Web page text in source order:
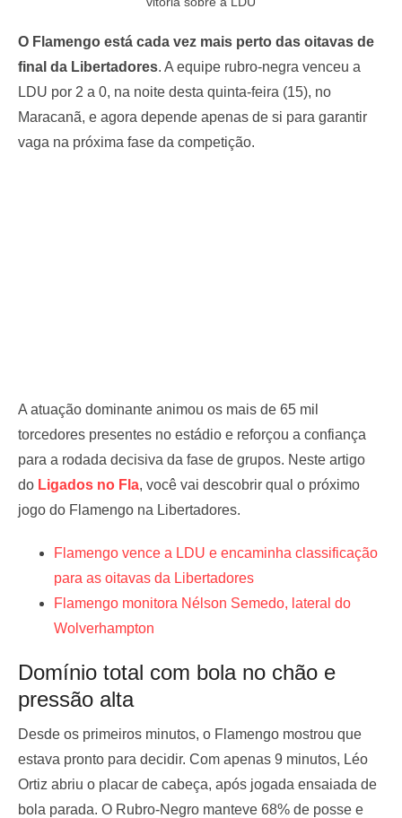
O Flamengo está cada vez mais perto das oitavas de
final da Libertadores. A equipe rubro-negra venceu a
LDU por 2 a 0, na noite desta quinta-feira (15), no
Maracanã, e agora depende apenas de si para garantir
vaga na próxima fase da competição.
A atuação dominante animou os mais de 65 mil
torcedores presentes no estádio e reforçou a confiança
para a rodada decisiva da fase de grupos. Neste artigo
do Ligados no Fla, você vai descobrir qual o próximo
jogo do Flamengo na Libertadores.
Flamengo vence a LDU e encaminha classificação
para as oitavas da Libertadores
Flamengo monitora Nélson Semedo, lateral do
Wolverhampton
Domínio total com bola no chão e
pressão alta
Desde os primeiros minutos, o Flamengo mostrou que
estava pronto para decidir. Com apenas 9 minutos, Léo
Ortiz abriu o placar de cabeça, após jogada ensaiada de
bola parada. O Rubro-Negro manteve 68% de posse e